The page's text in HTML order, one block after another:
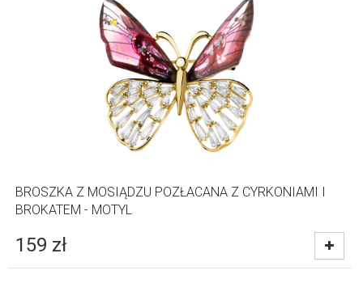
BROSZKA Z MOSIĄDZU POZŁACANA Z CYRKONIAMI I
BROKATEM - MOTYL
159 zł